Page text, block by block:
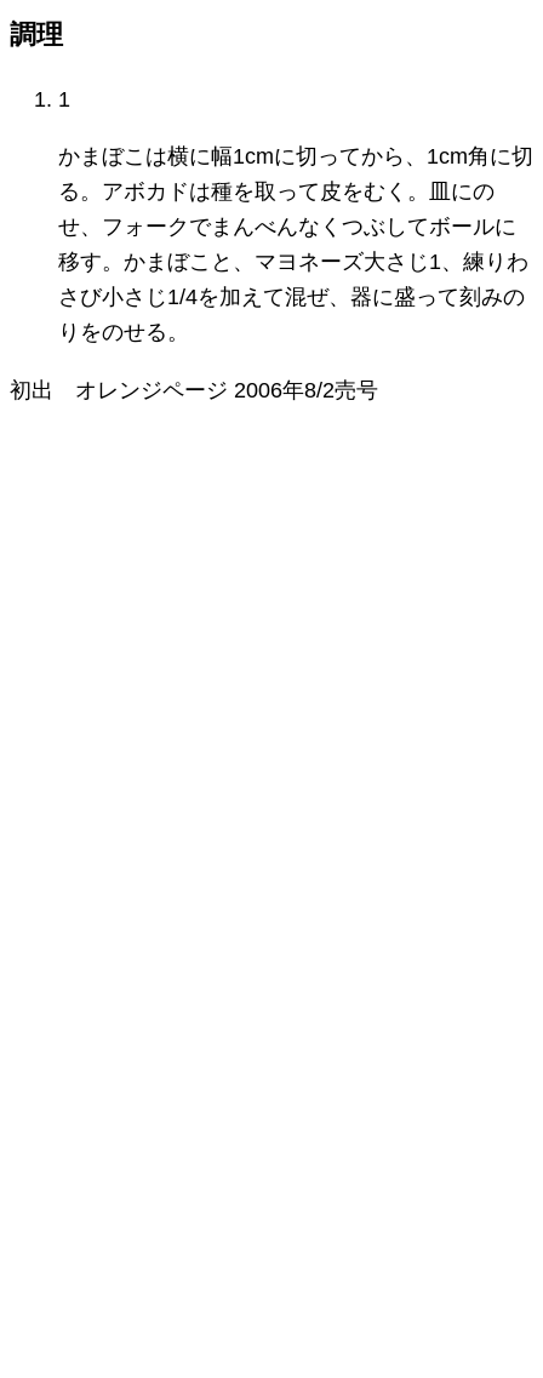
調理
1
かまぼこは横に幅1cmに切ってから、1cm角に切
る。アボカドは種を取って皮をむく。皿にの
せ、フォークでまんべんなくつぶしてボールに
移す。かまぼこと、マヨネーズ大さじ1、練りわ
さび小さじ1/4を加えて混ぜ、器に盛って刻みの
りをのせる。
初出 オレンジページ 2006年8/2売号